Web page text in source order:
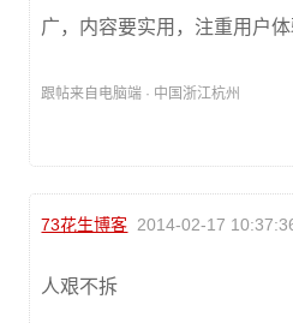
广，内容要实用，注重用户
跟帖来自电脑端 · 中国浙江杭州
73花生博客 2014-02-17
人艰不拆